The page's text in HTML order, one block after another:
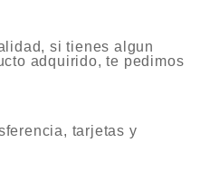
si tienes algun
adquirido, te pedimos
tarjetas y